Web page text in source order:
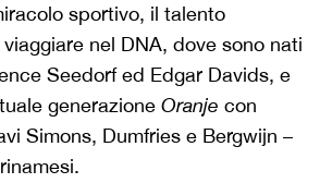
sportivo, il talento
nel DNA, dove sono nati
Seedorf ed Edgar Davids, e
generazione Oranje con
Simons, Dumfries e Bergwijn –